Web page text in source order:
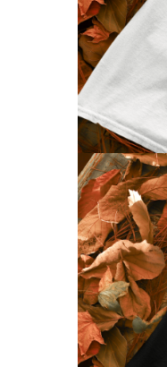
Puzzle personalizat
Rame foto personalizate
Plachete personalizate
Sort personalizat
Tricouri personalizate
Pix personalizat
evenimente
Tavita de mot
Umerase Personalizate
Pahare personalizate